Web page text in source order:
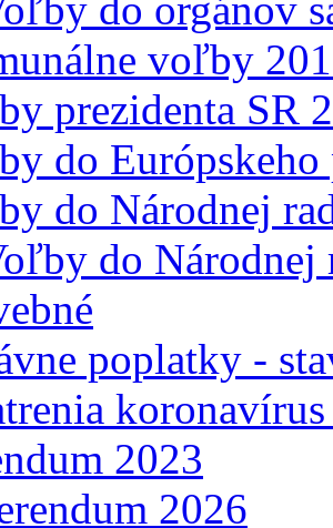
do orgánov
voľby
prezidenta SR
do Európskeho
do Národnej
do Národnej
poplatky -
2023
2026